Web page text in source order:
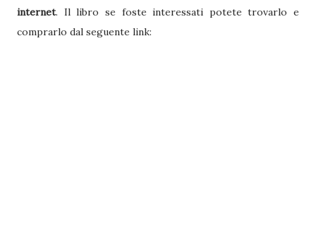
internet. Il libro se foste interessati potete trovarlo e
comprarlo dal seguente link: